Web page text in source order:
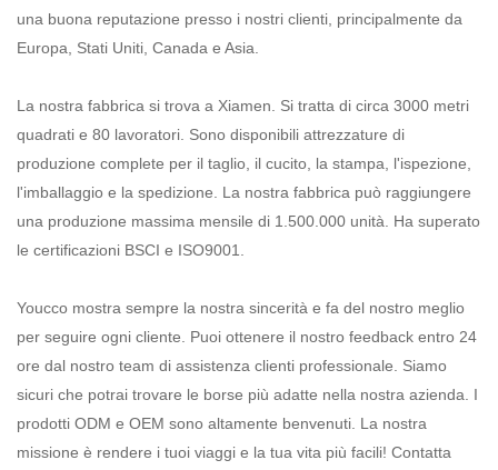
una buona reputazione presso i nostri clienti, principalmente da
Europa, Stati Uniti, Canada e Asia.
La nostra fabbrica si trova a Xiamen. Si tratta di circa 3000 metri
quadrati e 80 lavoratori. Sono disponibili attrezzature di
produzione complete per il taglio, il cucito, la stampa, l'ispezione,
l'imballaggio e la spedizione. La nostra fabbrica può raggiungere
una produzione massima mensile di 1.500.000 unità. Ha superato
le certificazioni BSCI e ISO9001.
Youcco mostra sempre la nostra sincerità e fa del nostro meglio
per seguire ogni cliente. Puoi ottenere il nostro feedback entro 24
ore dal nostro team di assistenza clienti professionale. Siamo
sicuri che potrai trovare le borse più adatte nella nostra azienda. I
prodotti ODM e OEM sono altamente benvenuti. La nostra
missione è rendere i tuoi viaggi e la tua vita più facili! Contatta